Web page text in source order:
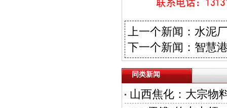
上一个新闻： 水泥
下一个新闻： 智慧
同类新闻
山西焦化：大宗物